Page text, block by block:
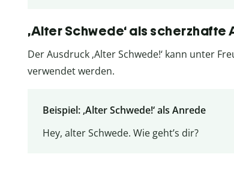
‚Alter Schwede‘ als
Der Ausdruck ‚Alter Schwede!‘ kann unter
verwendet werden.
Beispiel: ‚Alter Schwede!‘ als Anrede
Hey, alter Schwede. Wie geht’s dir?